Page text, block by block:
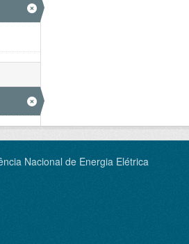
Nacional de Energia Elétrica